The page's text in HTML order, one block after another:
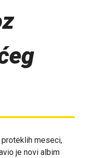
meseci,
je novi albim